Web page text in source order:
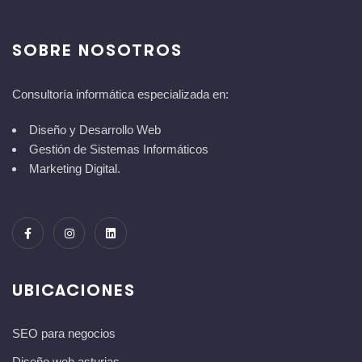
SOBRE NOSOTROS
Consultoría informática especializada en:
Diseño y Desarrollo Web
Gestión de Sistemas Informáticos
Marketing Digital.
UBICACIONES
SEO para negocios